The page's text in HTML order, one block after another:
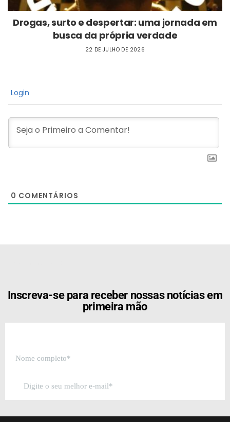
Drogas, surto e despertar: uma jornada em
busca da própria verdade
22 DE JULHO DE 2026
Login
0 COMENTÁRIOS
Inscreva-se para receber nossas notícias em
primeira mão